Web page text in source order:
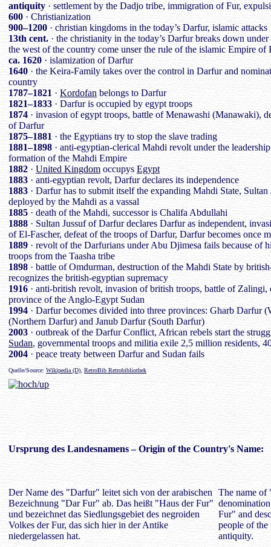
antiquity · settlement by the Dadjo tribe, immigration of Fur,
600 · Christianization
900–1200 · christian kingdoms in the today’s Darfur, islamic attacks
13th cent. · the christianity in the today’s Darfur breaks down
the west of the country come unser the rule of the islamic Empire of
ca. 1620 · islamization of Darfur
1640 · the Keira-Family takes over the control in Darfur and
country
1787–1821 · Kordofan belongs to Darfur
1821–1833 · Darfur is occupied by egypt troops
1874 · invasion of egypt troops, battle of Menawashi (Manawaki),
of Darfur
1875–1881 · the Egyptians try to stop the slave trading
1881–1898 · anti-egyptian-clerical Mahdi revolt under the
formation of the Mahdi Empire
1882 · United Kingdom occupys Egypt
1883 · anti-egyptian revolt, Darfur declares its independence
1883 · Darfur has to submit itself the expanding Mahdi State,
deployed by the Mahdi as a vassal
1885 · death of the Mahdi, successor is Chalifa Abdullahi
1888 · Sultan Jussuf of Darfur declares Darfur as independent,
of El-Fascher, defeat of the troops of Darfur, Darfur becomes once
1889 · revolt of the Darfurians under Abu Djimesa fails because of
troops from the Taasha tribe
1898 · battle of Omdurman, destruction of the Mahdi State by
recognizes the british-egyptian supremacy
1916 · anti-british revolt, invasion of british troops, battle of Zalingi,
province of the Anglo-Egypt Sudan
1994 · Darfur becomes divided into three provinces: Gharb Darfur
(Northern Darfur) and Janub Darfur (South Darfur)
2003 · outbreak of the Darfur Conflict, African rebels start the
Sudan, governmental troops and militia exile 2,5 million residents,
2004 · peace treaty between Darfur and Sudan fails
Quelle/Source: Wikipedia (D) RetroBib Retrobibliothek
Ursprung des Landesnamens– Origin of the Country's Name:
Der Name des "Darfur" leitet sich von der arabischen
Bezeichnung "Dar Fur" ab. Das heißt "Haus der Fur"
und bezeichnet das Siedlungsgebiet des negroiden
Volkes der Fur, das sich hier in der Antike
niedergelassen hat.
The name of
Fur" and
people of the
antiquity.